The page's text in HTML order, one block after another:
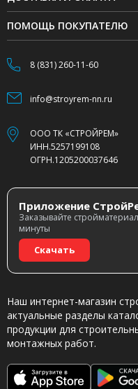
ПОМОЩЬ ПОКУПАТЕЛЮ
8 (831) 260-11-60
info@stroyrem-nn.ru
ООО ТК «СТРОЙРЕМ»
ИНН.5257199108
ОГРН.1205200037646
Приложение
Заказывайте
минуты
Скачать
Наш интернет-магазин
актуальные разделы
продукции для
монтажных работ.